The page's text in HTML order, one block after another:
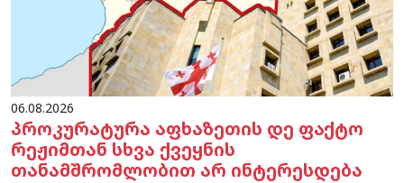
06.08.2026
პროკურატურა აფხაზეთის დე ფაქტო
რეჟიმთან სხვა ქვეყნის
თანამშრომლობით არ ინტერესდება